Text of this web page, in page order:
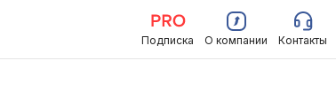
Подписка О компании Контакты